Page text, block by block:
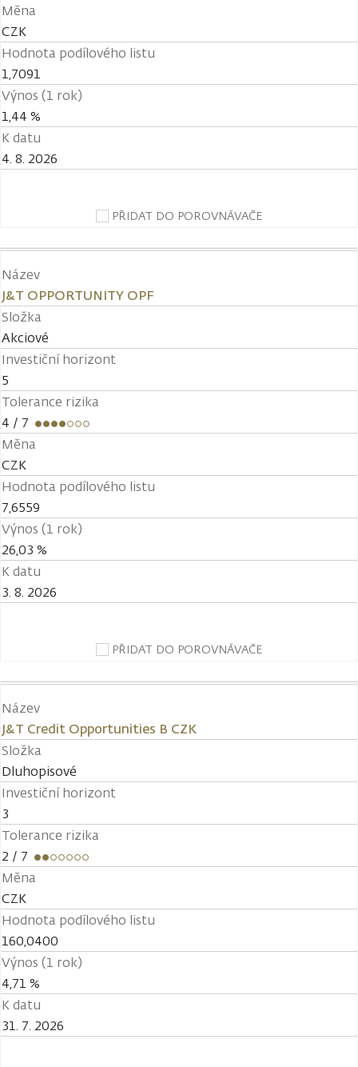
Měna
CZK
Hodnota podílového listu
1,7091
Výnos (1 rok)
1,44 %
K datu
4. 8. 2026
PŘIDAT DO POROVNÁVAČE
Název
J&T OPPORTUNITY OPF
Složka
Akciové
Investiční horizont
5
Tolerance rizika
4 / 7
Měna
CZK
Hodnota podílového listu
7,6559
Výnos (1 rok)
26,03 %
K datu
3. 8. 2026
PŘIDAT DO POROVNÁVAČE
Název
J&T Credit Opportunities B CZK
Složka
Dluhopisové
Investiční horizont
3
Tolerance rizika
2 / 7
Měna
CZK
Hodnota podílového listu
160,0400
Výnos (1 rok)
4,71 %
K datu
31. 7. 2026